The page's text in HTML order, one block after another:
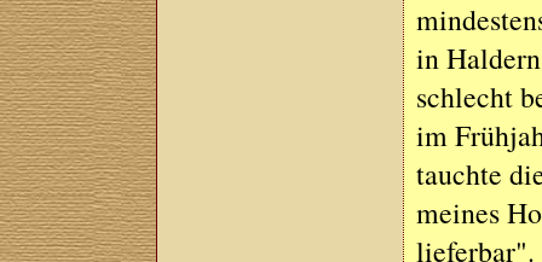
in
schlecht
im
tauchte
meines
lieferbar".